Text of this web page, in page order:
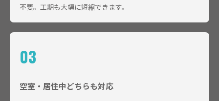
不要。工期も大幅に短縮できます。
03
空室・居住中どちらも対応